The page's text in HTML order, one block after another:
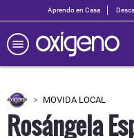
Aprendo en Casa
MOVIDA LOCAL
Rosángela